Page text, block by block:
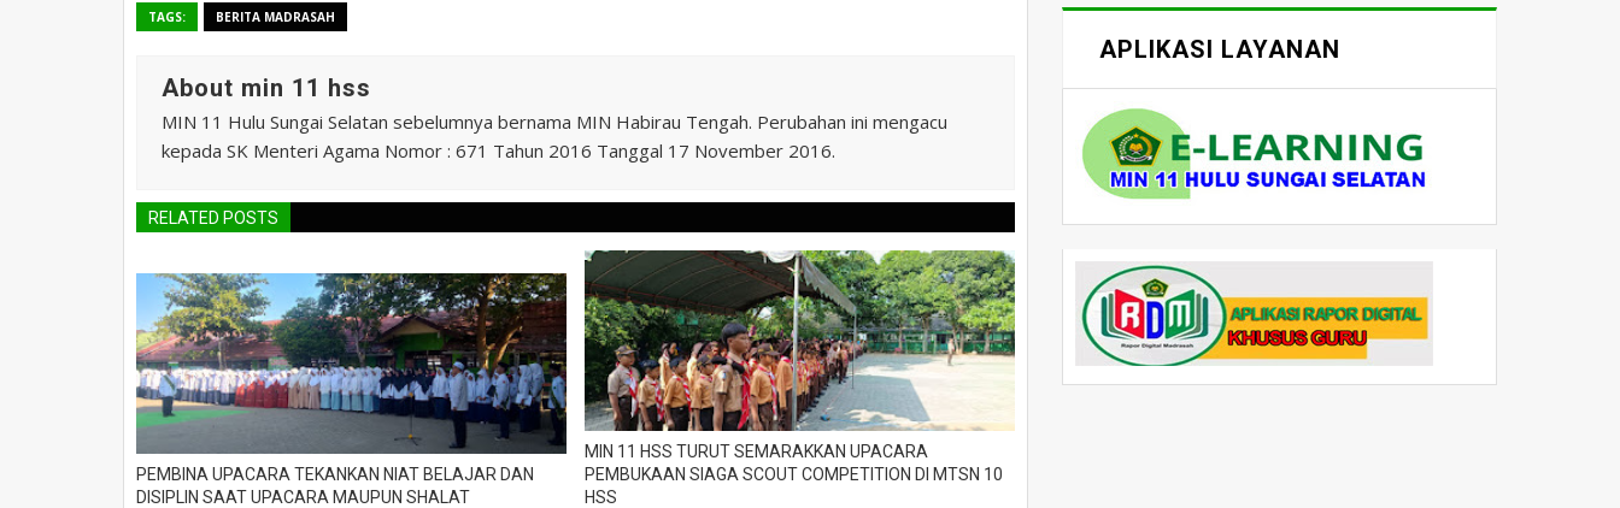
TAGS: BERITA MADRASAH
About min 11 hss
MIN 11 Hulu Sungai Selatan sebelumnya bernama MIN Habirau Tengah. Perubahan ini mengacu
kepada SK Menteri Agama Nomor : 671 Tahun 2016 Tanggal 17 November 2016.
RELATED POSTS
PEMBINA UPACARA TEKANKAN NIAT BELAJAR DAN
DISIPLIN SAAT UPACARA MAUPUN SHALAT
MIN 11 HSS TURUT SEMARAKKAN UPACARA
PEMBUKAAN SIAGA SCOUT COMPETITION DI MTSN 10
HSS
APLIKASI LAYANAN